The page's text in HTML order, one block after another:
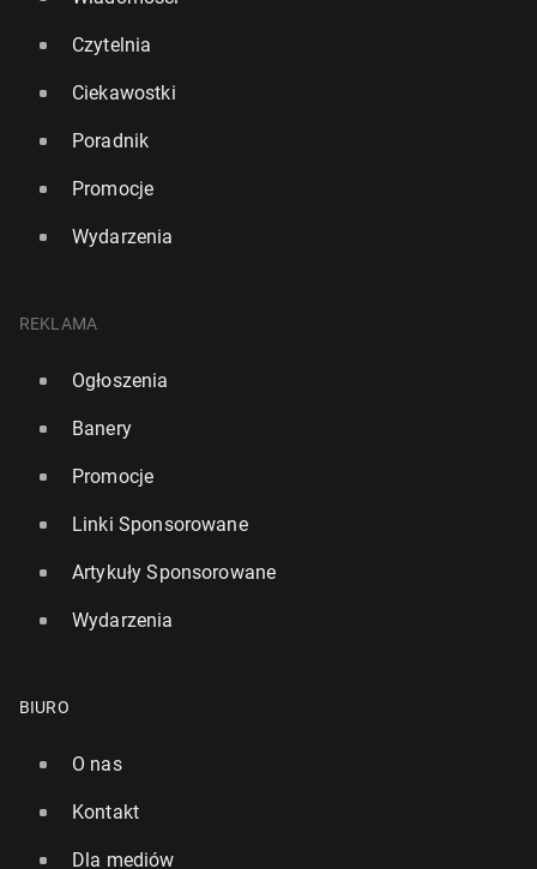
Czytelnia
Ciekawostki
Poradnik
Promocje
Wydarzenia
REKLAMA
Ogłoszenia
Banery
Promocje
Linki Sponsorowane
Artykuły Sponsorowane
Wydarzenia
BIURO
O nas
Kontakt
Dla mediów